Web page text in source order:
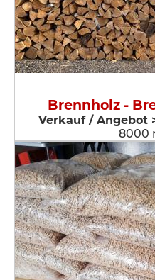
Brennholz -
Verkauf / Angebot
8000